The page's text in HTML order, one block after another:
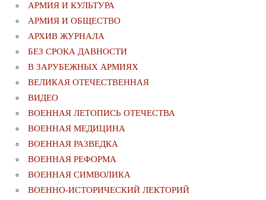
АРМИЯ И КУЛЬТУРА
АРМИЯ И ОБЩЕСТВО
АРХИВ ЖУРНАЛА
БЕЗ СРОКА ДАВНОСТИ
В ЗАРУБЕЖНЫХ АРМИЯХ
ВЕЛИКАЯ ОТЕЧЕСТВЕННАЯ
ВИДЕО
ВОЕННАЯ ЛЕТОПИСЬ ОТЕЧЕСТВА
ВОЕННАЯ МЕДИЦИНА
ВОЕННАЯ РАЗВЕДКА
ВОЕННАЯ РЕФОРМА
ВОЕННАЯ СИМВОЛИКА
ВОЕННО-ИСТОРИЧЕСКИЙ ЛЕКТОРИЙ